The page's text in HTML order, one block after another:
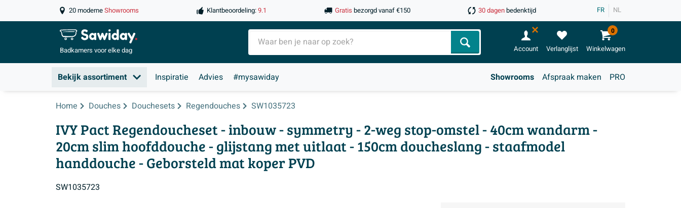
20 moderneShowrooms Klantbeoordeling:9.1 Gratis bezorgd vanaf €150 30 dagenbedenktijd FR NL
Badkamers voor elke dag Zoeken Account Verlanglijst Winkelwagen
0
Bekijk assortiment Inspiratie Advies #mysawiday Showrooms Afspraak maken PRO
Home Douches Douchesets Regendouches SW1035723
IVY Pact Regendoucheset - inbouw - symmetry - 2-weg stop-omstel - 40cm wandarm -
20cm slim hoofddouche - glijstang met uitlaat - 150cm doucheslang - staafmodel
handdouche - Geborsteld mat koper PVD
SW1035723